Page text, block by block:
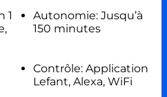
1
Autonomie: Jusqu’à
150 minutes
Contrôle: Application
Lefant, Alexa, WiFi